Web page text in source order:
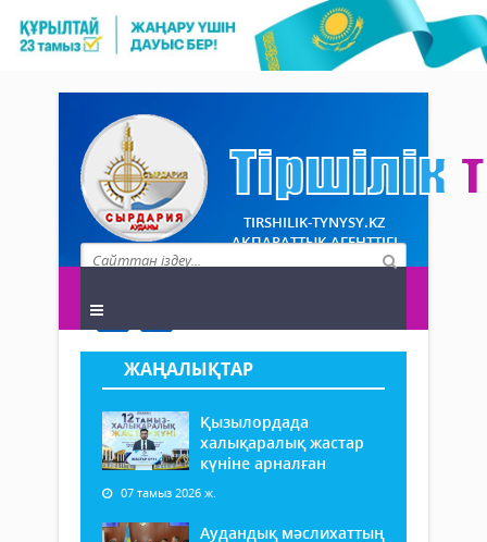
TIRSHILIK-TYNYSY.KZ
АҚПАРАТТЫҚ АГЕНТТІГІ
ЖАҢАЛЫҚТАР
Қызылордада
халықаралық жастар
күніне арналған
07 тамыз 2026 ж.
Аудандық мәслихаттың